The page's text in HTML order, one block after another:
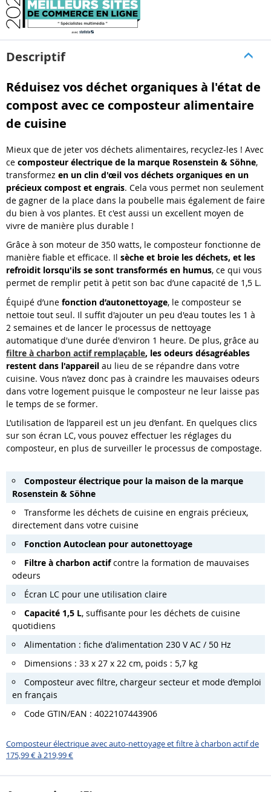
Descriptif
Réduisez vos déchet organiques à l'état de
compost avec ce composteur alimentaire
de cuisine
Mieux que de jeter vos déchets alimentaires, recyclez-les ! Avec
ce composteur électrique de la marque Rosenstein & Söhne,
transformez en un clin d'œil vos déchets organiques en un
précieux compost et engrais. Cela vous permet non seulement
de gagner de la place dans la poubelle mais également de faire
du bien à vos plantes. Et c'est aussi un excellent moyen de
vivre de manière plus durable !
Grâce à son moteur de 350 watts, le composteur fonctionne de
manière fiable et efficace. Il sèche et broie les déchets, et les
refroidit lorsqu'ils se sont transformés en humus, ce qui vous
permet de remplir petit à petit son bac d’une capacité de 1,5 L.
Équipé d’une fonction d’autonettoyage, le composteur se
nettoie tout seul. Il suffit d'ajouter un peu d'eau toutes les 1 à
2 semaines et de lancer le processus de nettoyage
automatique d'une durée d'environ 1 heure. De plus, grâce au
filtre à charbon actif remplaçable, les odeurs désagréables
restent dans l'appareil au lieu de se répandre dans votre
cuisine. Vous n’avez donc pas à craindre les mauvaises odeurs
dans votre logement puisque le composteur ne leur laisse pas
le temps de se former.
L’utilisation de l’appareil est un jeu d’enfant. En quelques clics
sur son écran LC, vous pouvez effectuer les réglages du
composteur, en plus de surveiller le processus de compostage.
Composteur électrique pour la maison de la marque
Rosenstein & Söhne
Transforme les déchets de cuisine en engrais précieux,
directement dans votre cuisine
Fonction Autoclean pour autonettoyage
Filtre à charbon actifcontre la formation de mauvaises
odeurs
Écran LC pour une utilisation claire
Capacité 1,5 L, suffisante pour les déchets de cuisine
quotidiens
Alimentation : fiche d'alimentation 230 V AC / 50 Hz
Dimensions : 33 x 27 x 22 cm, poids : 5,7 kg
Composteur avec filtre, chargeur secteur et mode d’emploi
en français
Code GTIN/EAN : 4022107443906
Composteur électrique avec auto-nettoyage et filtre à charbon actif de
175,99 € à 219,99 €